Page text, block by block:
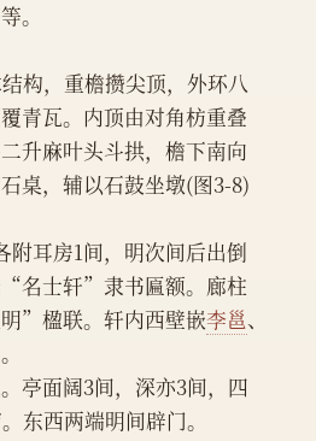
。
构，重檐攒尖顶，外环八
青瓦。内顶由对角枋重叠
升麻叶头斗拱，檐下南向
桌，辅以石鼓坐墩(图3-8)
耳房1间，明次间后出倒
“名士轩”隶书匾额。廊柱
”楹联。轩内西壁嵌李邕、
面阔3间，深亦3间，四
东西两端明间辟门。